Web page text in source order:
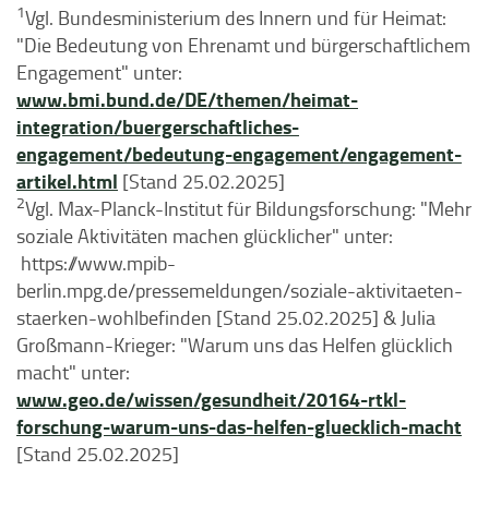
1Vgl. Bundesministerium des Innern und für Heimat:
"Die Bedeutung von Ehrenamt und bürgerschaftlichem
Engagement" unter:
www.bmi.bund.de/DE/themen/heimat-
integration/buergerschaftliches-
engagement/bedeutung-engagement/engagement-
artikel.html [Stand 25.02.2025]
2Vgl. Max-Planck-Institut für Bildungsforschung: "Mehr
soziale Aktivitäten machen glücklicher" unter:
https://www.mpib-
berlin.mpg.de/pressemeldungen/soziale-aktivitaeten-
staerken-wohlbefinden [Stand 25.02.2025] & Julia
Großmann-Krieger: "Warum uns das Helfen glücklich
macht" unter:
www.geo.de/wissen/gesundheit/20164-rtkl-
forschung-warum-uns-das-helfen-gluecklich-macht
[Stand 25.02.2025]